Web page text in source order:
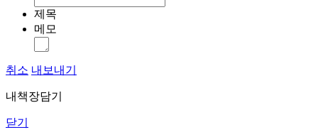
제목
메모
취소 내보내기
내책장담기
닫기